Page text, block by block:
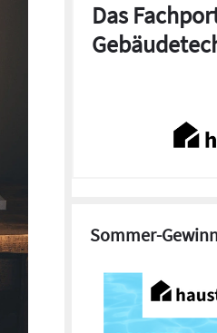
Das
Sommer-